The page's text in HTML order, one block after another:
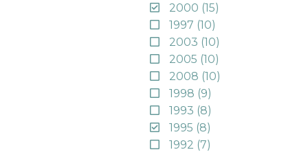
2000 (15)
1997 (10)
2003 (10)
2005 (10)
2008 (10)
1998 (9)
1993 (8)
1995 (8)
1992 (7)